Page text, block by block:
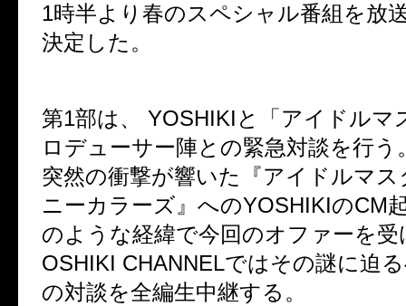
1時半より春のスペシャル番組を放
決定した。
第1部は、 YOSHIKIと「アイドルマ
ロデューサー陣との緊急対談を行う
突然の衝撃が響いた『アイドルマ
ニーカラーズ』へのYOSHIKIのCM
のような経緯で今回のオファーを
OSHIKI CHANNELではその謎に迫
の対談を全編生中継する。